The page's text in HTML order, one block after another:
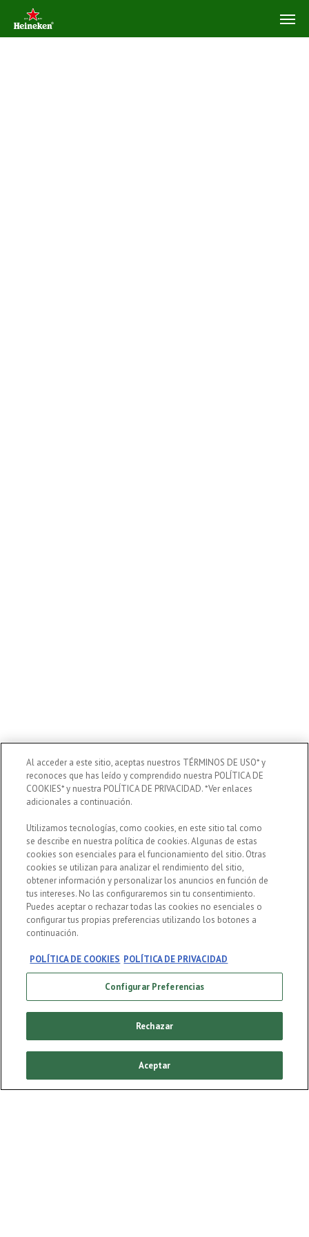
DISFRUTA RESPONSABLEMENTE
PATROCINIOS
POLÍTICA DE COOKIES
CONFIGURACIÓN DE COOKIES
Al acceder a este sitio, aceptas nuestros TÉRMINOS DE USO* y
reconoces que has leído y comprendido nuestra POLÍTICA DE
COOKIES* y nuestra POLÍTICA DE PRIVACIDAD. *Ver enlaces
adicionales a continuación.
Utilizamos tecnologías, como cookies, en este sitio tal como
se describe en nuestra política de cookies. Algunas de estas
cookies son esenciales para el funcionamiento del sitio. Otras
cookies se utilizan para analizar el rendimiento del sitio,
obtener información y personalizar los anuncios en función de
tus intereses. No las configuraremos sin tu consentimiento.
Puedes aceptar o rechazar todas las cookies no esenciales o
configurar tus propias preferencias utilizando los botones a
continuación.
POLÍTICA DE COOKIES POLÍTICA DE PRIVACIDAD
Configurar Preferencias
Rechazar
Aceptar